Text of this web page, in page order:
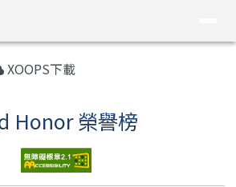
XOOPS下載
Honor 榮譽榜